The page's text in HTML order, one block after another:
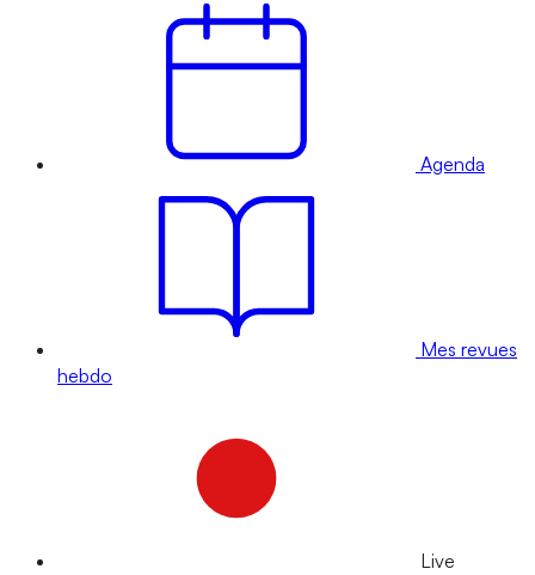
Agenda
Mes revues
hebdo
Live